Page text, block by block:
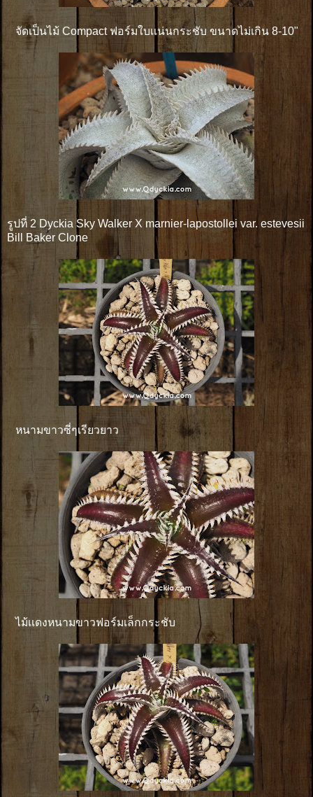
จัดเป็นไม้ Compact ฟอร์มใบเเน่นกระชับ ขนาดไม่เกิน 8-10"
รูปที่ 2 Dyckia Sky Walker X marnier-lapostollei var. estevesii
Bill Baker Clone
หนามขาวซี่ๆเรียวยาว
ไม้เเดงหนามขาวฟอร์มเล็กกระชับ